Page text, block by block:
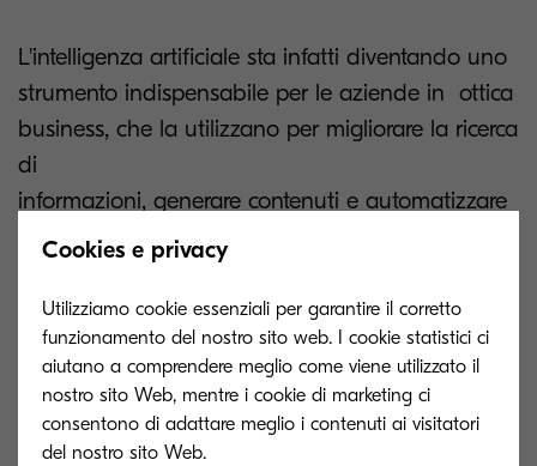
L'intelligenza artificiale sta infatti diventando uno
strumento indispensabile per le aziende in ottica
business, che la utilizzano per migliorare la ricerca
di
informazioni, generare contenuti e automatizzare
processi. Ma non tutte le aziende sono già
nonostante ci sia la consapevolezza che l’AI sia
destinata a rivoluzionare la gestione
documentale.
Lo stesso vale per la blockchain, che grazie alla
Cookies e privacy
Utilizziamo cookie essenziali per garantire il corretto
funzionamento del nostro sito web. I cookie statistici ci
aiutano a comprendere meglio come viene utilizzato il
nostro sito Web, mentre i cookie di marketing ci
consentono di adattare meglio i contenuti ai visitatori
del nostro sito Web.